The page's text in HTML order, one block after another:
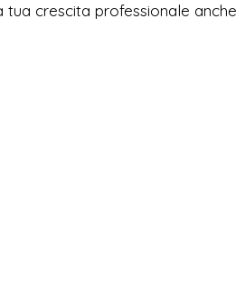
tua crescita professionale